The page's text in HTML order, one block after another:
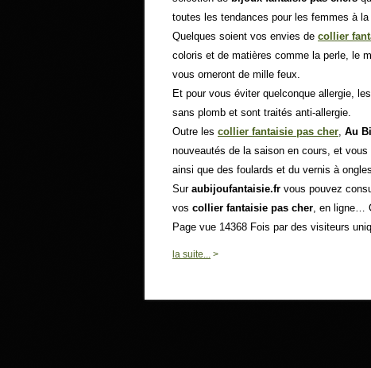
toutes les tendances pour les femmes à
Quelques soient vos envies de collier
coloris et de matières comme la perle, le
vous orneront de mille feux.
Et pour vous éviter quelconque allergie,
sans plomb et sont traités anti-allergie.
Outre les collier fantaisie pas cher, Au
nouveautés de la saison en cours, et
ainsi que des foulards et du vernis à
Sur aubijoufantaisie.fr vous pouvez
vos collier fantaisie pas cher, en ligne…
Page vue 14368 Fois par des visiteurs
la suite... >